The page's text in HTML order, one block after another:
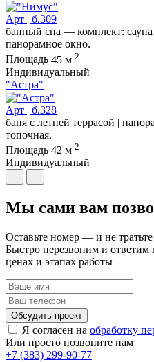
Арт | б.309
банный спа — комплект:
панорамное окно.
Площадь 45 м 2
Индивидуальный
"Астра"
Арт | б.328
баня с летней террасой |
топочная.
Площадь 42 м 2
Индивидуальный
Мы сами вам
Оставьте номер — и не
Быстро перезвоним и ответим
ценах и этапах работы
Обсудить проект
Я согласен на обработку
Или просто позвоните нам
+7 (383) 299-90-77